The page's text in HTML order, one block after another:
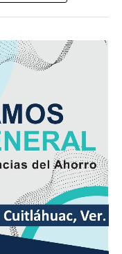
Manuel
de estas redes
y reducir los
la infraestructura
las familias de la
hundimientos y
tuberías
la necesidad de